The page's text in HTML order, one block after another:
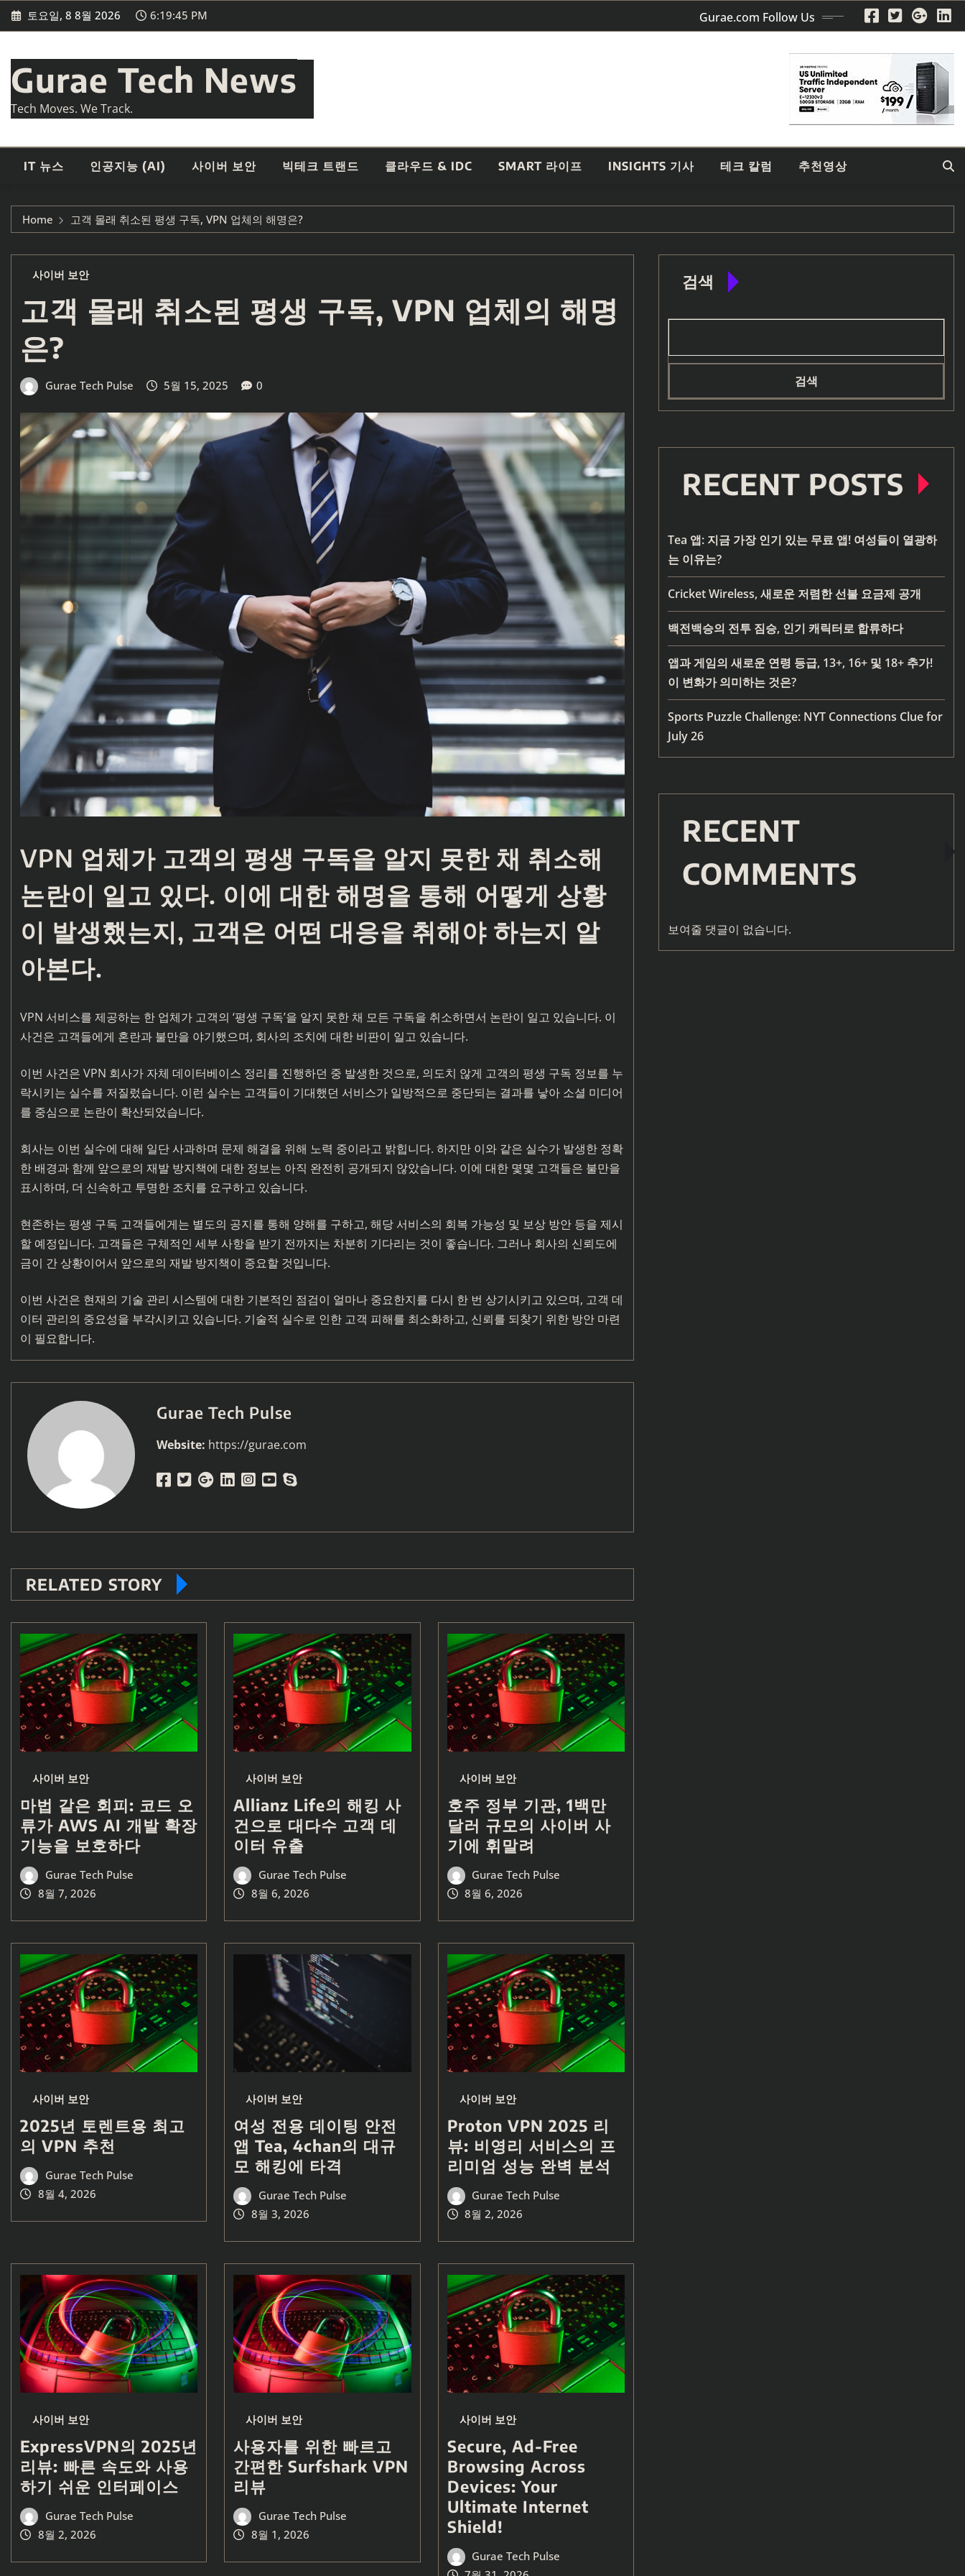
Skip
to
토요일, 8 8월 2026 6:19:47 PM Gurae.com Follow Us
Gurae Tech News
Tech Moves. We Track.
IT 뉴스 인공지능 (AI) 사이버 보안 빅테크 트랜드 클라우드 & IDC SMART 라이프 INSIGHTS 기사 테크 칼럼 추천영상
Home 고객 몰래 취소된 평생 구독, VPN 업체의 해명은?
사이버 보안
고객 몰래 취소된 평생 구독, VPN 업체의 해명
은?
Gurae Tech Pulse 5월 15, 2025 0
VPN 업체가 고객의 평생 구독을 알지 못한 채 취소해
논란이 일고 있다. 이에 대한 해명을 통해 어떻게 상황
이 발생했는지, 고객은 어떤 대응을 취해야 하는지 알
아본다.
VPN 서비스를 제공하는 한 업체가 고객의 ‘평생 구독’을 알지 못한 채 모든 구독을 취소하면서 논란이 일고 있습니다. 이
사건은 고객들에게 혼란과 불만을 야기했으며, 회사의 조치에 대한 비판이 일고 있습니다.
이번 사건은 VPN 회사가 자체 데이터베이스 정리를 진행하던 중 발생한 것으로, 의도치 않게 고객의 평생 구독 정보를 누
락시키는 실수를 저질렀습니다. 이런 실수는 고객들이 기대했던 서비스가 일방적으로 중단되는 결과를 낳아 소셜 미디어
를 중심으로 논란이 확산되었습니다.
회사는 이번 실수에 대해 일단 사과하며 문제 해결을 위해 노력 중이라고 밝힙니다. 하지만 이와 같은 실수가 발생한 정확
한 배경과 함께 앞으로의 재발 방지책에 대한 정보는 아직 완전히 공개되지 않았습니다. 이에 대한 몇몇 고객들은 불만을
표시하며, 더 신속하고 투명한 조치를 요구하고 있습니다.
현존하는 평생 구독 고객들에게는 별도의 공지를 통해 양해를 구하고, 해당 서비스의 회복 가능성 및 보상 방안 등을 제시
할 예정입니다. 고객들은 구체적인 세부 사항을 받기 전까지는 차분히 기다리는 것이 좋습니다. 그러나 회사의 신뢰도에
금이 간 상황이어서 앞으로의 재발 방지책이 중요할 것입니다.
이번 사건은 현재의 기술 관리 시스템에 대한 기본적인 점검이 얼마나 중요한지를 다시 한 번 상기시키고 있으며, 고객 데
이터 관리의 중요성을 부각시키고 있습니다. 기술적 실수로 인한 고객 피해를 최소화하고, 신뢰를 되찾기 위한 방안 마련
이 필요합니다.
Gurae Tech Pulse
Website: https://gurae.com
RELATED STORY
사이버 보안
마법 같은 회피: 코드 오
류가 AWS AI 개발 확장
기능을 보호하다
Gurae Tech Pulse
8월 7, 2026
사이버 보안
Allianz Life의 해킹 사
건으로 대다수 고객 데
이터 유출
Gurae Tech Pulse
8월 6, 2026
사이버 보안
호주 정부 기관, 1백만
달러 규모의 사이버 사
기에 휘말려
Gurae Tech Pulse
8월 6, 2026
사이버 보안
2025년 토렌트용 최고
의 VPN 추천
Gurae Tech Pulse
8월 4, 2026
사이버 보안
여성 전용 데이팅 안전
앱 Tea, 4chan의 대규
모 해킹에 타격
Gurae Tech Pulse
8월 3, 2026
사이버 보안
Proton VPN 2025 리
뷰: 비영리 서비스의 프
리미엄 성능 완벽 분석
Gurae Tech Pulse
8월 2, 2026
사이버 보안
ExpressVPN의 2025년
리뷰: 빠른 속도와 사용
하기 쉬운 인터페이스
Gurae Tech Pulse
8월 2, 2026
사이버 보안
사용자를 위한 빠르고
간편한 Surfshark VPN
리뷰
Gurae Tech Pulse
8월 1, 2026
사이버 보안
Secure, Ad-Free
Browsing Across
Devices: Your
Ultimate Internet
Shield!
Gurae Tech Pulse
검색
검색
RECENT POSTS
Tea 앱: 지금 가장 인기 있는 무료 앱! 여성들이 열광하
는 이유는?
Cricket Wireless, 새로운 저렴한 선불 요금제 공개
백전백승의 전투 짐승, 인기 캐릭터로 합류하다
앱과 게임의 새로운 연령 등급, 13+, 16+ 및 18+ 추가!
이 변화가 의미하는 것은?
Sports Puzzle Challenge: NYT Connections Clue for
July 26
RECENT
COMMENTS
보여줄 댓글이 없습니다.